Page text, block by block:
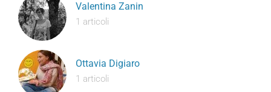
Valentina Zanin
1 articoli
Ottavia Digiaro
1 articoli